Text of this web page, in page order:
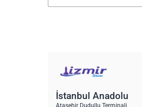
İstanbul Anadolu
Ataşehir Dudullu Terminali